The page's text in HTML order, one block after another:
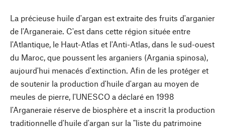
La précieuse huile d'argan est extraite des fruits d'arganier
de l'Arganeraie. C'est dans cette région située entre
l'Atlantique, le Haut-Atlas et l'Anti-Atlas, dans le sud-ouest
du Maroc, que poussent les arganiers (Argania spinosa),
aujourd'hui menacés d'extinction. Afin de les protéger et
de soutenir la production d'huile d'argan au moyen de
meules de pierre, l'UNESCO a déclaré en 1998
l'Arganeraie réserve de biosphère et a inscrit la production
traditionnelle d'huile d'argan sur la "liste du patrimoine